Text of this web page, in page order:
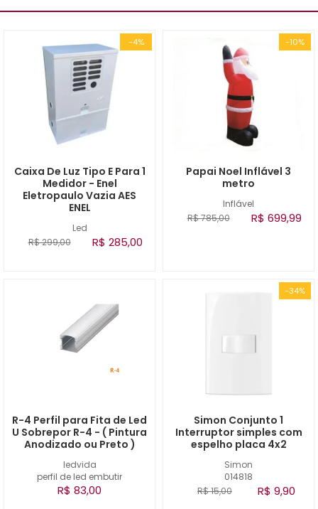
-4%
Led
Caixa De Luz Tipo E Para 1
Medidor - Enel
Eletropaulo Vazia AES
ENEL
R$ 299,00 R$ 285,00
-10%
Inflável
Papai Noel Inflável 3
metro
R$ 785,00 R$ 699,99
ledvida
perfil de led embutir
R-4 Perfil para Fita de Led
U Sobrepor R-4 - ( Pintura
Anodizado ou Preto )
R$ 83,00
-34%
Simon
014818
Simon Conjunto 1
Interruptor simples com
espelho placa 4x2
R$ 15,00 R$ 9,90